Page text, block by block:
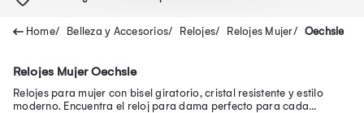
Belleza y Accesorios Relojes Relojes Mujer Oechsle
Relojes Mujer Oechsle
Relojes para mujer con bisel giratorio, cristal resistente y estilo
moderno. Encuentra el reloj para dama perfecto para cada